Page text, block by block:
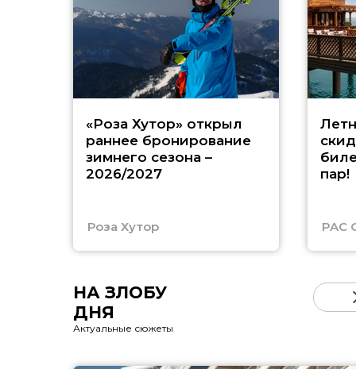
«Роза Хутор» открыл
раннее бронирование
зимнего сезона –
2026/2027
Роза Хутор
пар!
PAC
НА ЗЛОБУ
ДНЯ
Актуальные сюжеты